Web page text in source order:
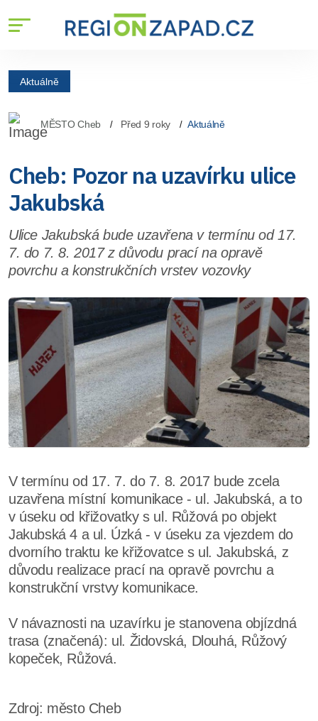
Aktuálně
MĚSTO Cheb Před 9 roky Aktuálně
Cheb: Pozor na uzavírku ulice
Jakubská
Ulice Jakubská bude uzavřena v termínu od 17.
7. do 7. 8. 2017 z důvodu prací na opravě
povrchu a konstrukčních vrstev vozovky
V termínu od 17. 7. do 7. 8. 2017 bude zcela
uzavřena místní komunikace - ul. Jakubská, a to
v úseku od křižovatky s ul. Růžová po objekt
Jakubská 4 a ul. Úzká - v úseku za vjezdem do
dvorního traktu ke křižovatce s ul. Jakubská, z
důvodu realizace prací na opravě povrchu a
konstrukční vrstvy komunikace.
V návaznosti na uzavírku je stanovena objízdná
trasa (značená): ul. Židovská, Dlouhá, Růžový
kopeček, Růžová.
Zdroj: město Cheb